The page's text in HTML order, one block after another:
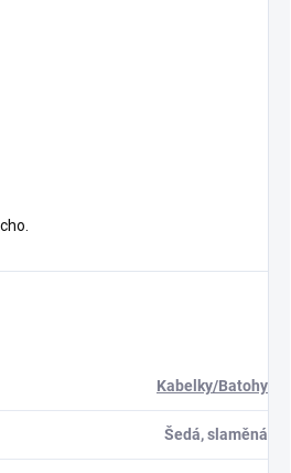
Kabelky/Batohy
Šedá, slaměná